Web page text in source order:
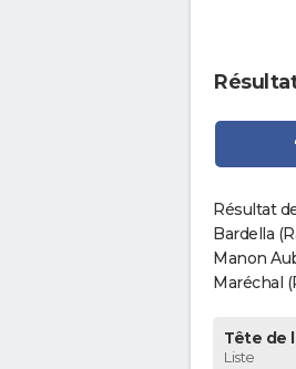
Résultat
Bardella
Manon
Maréchal
Tête de
Liste